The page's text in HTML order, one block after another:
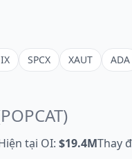
SPCX XAUT ADA
tại OI: $19.4MThay